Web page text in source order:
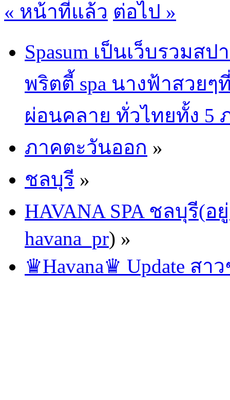
« หน้าที่แล้ว ต่อไป »
Spasum เป็นเว็บรวม
พริตตี้ spa นางฟ้าสวย
ผ่อนคลาย ทั่วไทยทั้ง 5
ภาคตะวันออก »
ชลบุรี »
HAVANA SPA ชลบุรี(
havana_pr) »
♛Havana♛ Update สา